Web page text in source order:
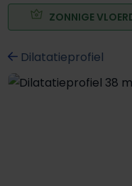
ZONNIGE
Dilatatieprofiel
Afbeeldingengalerij